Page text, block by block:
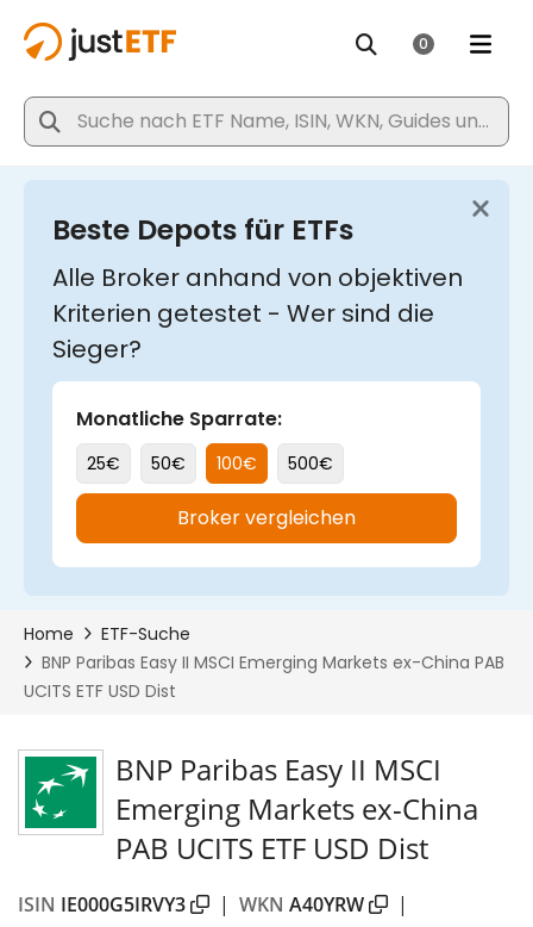
BNP Paribas Easy II MSCI
Emerging Markets ex-China
PAB UCITS ETF USD Dist
ISIN IE000G5IRVY3 | WKN A40YRW
|